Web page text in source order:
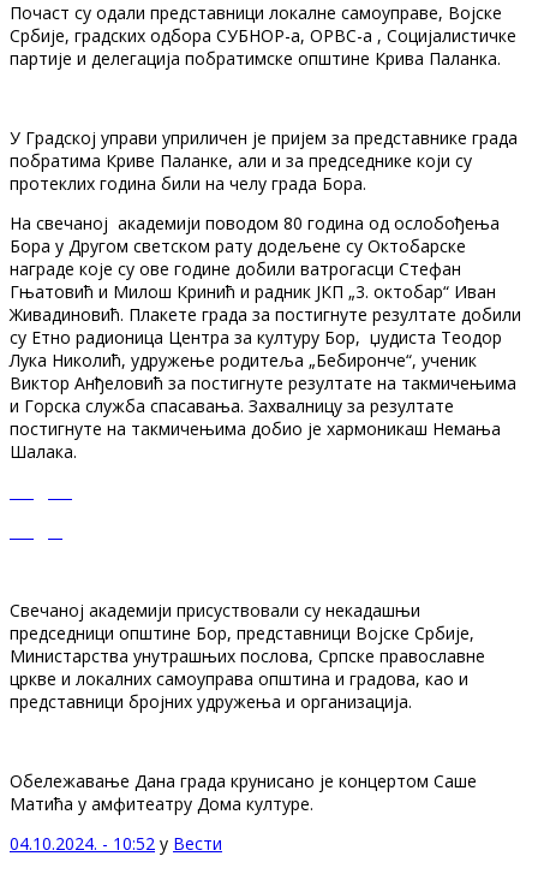
Почаст су одали представници локалне самоуправе, Војске
Србије, градских одбора СУБНОР-а, ОРВС-а , Социјалистичке
партије и делегација побратимске општине Крива Паланка.
У Градској управи уприличен је пријем за представнике града
побратима Криве Паланке, али и за председнике који су
протеклих година били на челу града Бора.
На свечаној академији поводом 80 година од ослобођења
Бора у Другом светском рату додељене су Октобарске
награде које су ове године добили ватрогасци Стефан
Гњатовић и Милош Кринић и радник ЈКП „3. октобар“ Иван
Живадиновић. Плакете града за постигнуте резултате добили
су Етно радионица Центра за културу Бор, џудиста Теодор
Лука Николић, удружење родитеља „Бебиронче“, ученик
Виктор Анђеловић за постигнуте резултате на такмичењима
и Горска служба спасавања. Захвалницу за резултате
постигнуте на такмичењима добио је хармоникаш Немања
Шалака.
Свечаној академији присуствовали су некадашњи
председници општине Бор, представници Војске Србије,
Министарства унутрашњих послова, Српске православне
цркве и локалних самоуправа општина и градова, као и
представници бројних удружења и организација.
Обележавање Дана града крунисано је концертом Саше
Матића у амфитеатру Дома културе.
04.10.2024. - 10:52 у Вести